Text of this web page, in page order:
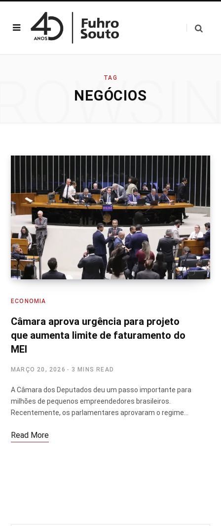
TAG
NEGÓCIOS
ECONOMIA
Câmara aprova urgência para projeto
que aumenta limite de faturamento do
MEI
MARÇO 20, 2026 3 MINS READ
A Câmara dos Deputados deu um passo importante para
milhões de pequenos empreendedores brasileiros.
Recentemente, os parlamentares aprovaram o regime…
Read More